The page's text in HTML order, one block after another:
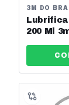
3M DO
200 Ml